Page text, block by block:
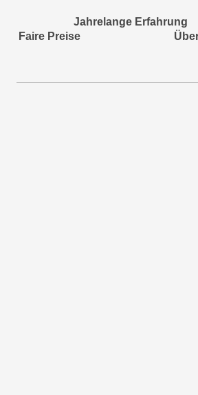
Jahrelange
Faire Preise Über